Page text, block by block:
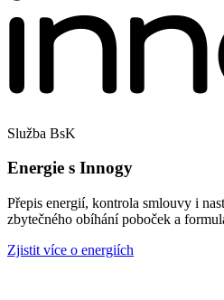
Služba BsK
Energie s Innogy
Přepis energií, kontrola smlouvy i
zbytečného obíhání poboček a
Zjistit více o energiích